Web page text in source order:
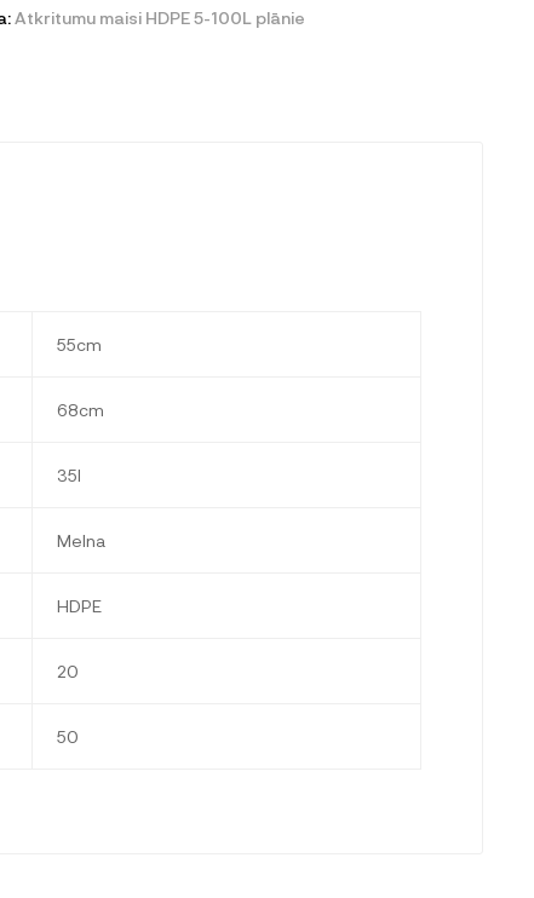
Atkritumu maisi HDPE 5-100L plānie
55cm
68cm
35l
Melna
HDPE
20
50